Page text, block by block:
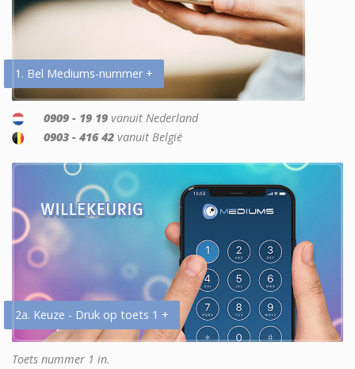
1. Bel Mediums-nummer +
0909 - 19 19 vanuit Nederland
0903 - 416 42 vanuit België
2a. Keuze - Druk op toets 1 +
Toets nummer 1 in.